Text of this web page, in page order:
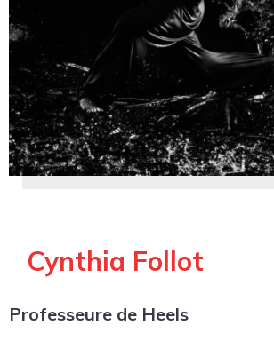
Cynthia Follot
Professeure de Heels